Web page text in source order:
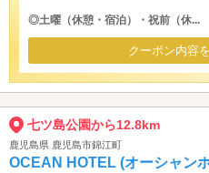
◎土曜（休憩・宿泊）・祝前（休...
クーポン内容
七ツ島公園から12.8km
鹿児島県 鹿児島市錦江町
OCEAN HOTEL (オーシャン